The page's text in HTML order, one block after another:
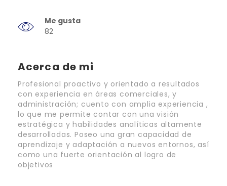
Me gusta
82
Acerca de mi
Profesional proactivo y orientado a resultados
con experiencia en áreas comerciales, y
administración; cuento con amplia experiencia ,
lo que me permite contar con una visión
estratégica y habilidades analíticas altamente
desarrolladas. Poseo una gran capacidad de
aprendizaje y adaptación a nuevos entornos, así
como una fuerte orientación al logro de
objetivos